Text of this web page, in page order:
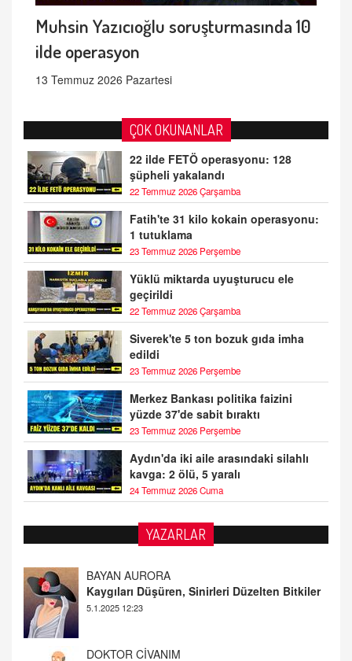
Muhsin Yazıcıoğlu soruşturmasında 10
ilde operasyon
13 Temmuz 2026 Pazartesi
ÇOK OKUNANLAR
22 ilde FETÖ operasyonu: 128
şüpheli yakalandı
22 Temmuz 2026 Çarşamba
Fatih'te 31 kilo kokain operasyonu:
1 tutuklama
23 Temmuz 2026 Perşembe
Yüklü miktarda uyuşturucu ele
geçirildi
22 Temmuz 2026 Çarşamba
Siverek'te 5 ton bozuk gıda imha
edildi
23 Temmuz 2026 Perşembe
Merkez Bankası politika faizini
yüzde 37'de sabit bıraktı
23 Temmuz 2026 Perşembe
Aydın'da iki aile arasındaki silahlı
kavga: 2 ölü, 5 yaralı
24 Temmuz 2026 Cuma
YAZARLAR
DOKTOR CİVANIM
Mastürbasyon ve Tatmin: Bir Keşif Yolculuğu
13.11.2024 22:51
ALİ EFENDİ